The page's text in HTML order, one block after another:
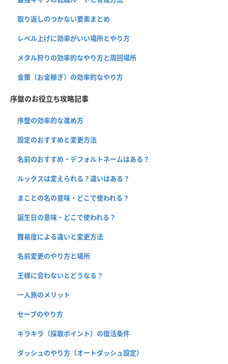
取り返しのつかない要素まとめ
レベル上げに効率がいい場所とやり方
メタル狩りの効率的なやり方と周回場所
金策（お金稼ぎ）の効率的なやり方
序盤のお役立ち攻略記事
序盤の効率的な進め方
設定のおすすめと変更方法
名前のおすすめ・デフォルトネームはある？
ルックスは変えられる？違いはある？
まことの名の意味・どこで使われる？
誕生日の意味・どこで使われる？
難易度による違いと変更方法
名前変更のやり方と場所
王様に会わないとどうなる？
一人旅のメリット
セーブのやり方
キラキラ（採取ポイント）の復活条件
ダッシュのやり方（オートダッシュ設定）